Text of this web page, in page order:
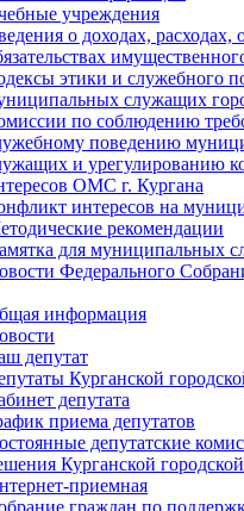
учреждения
о доходах, расходах,
этики и служебного
служащих
по соблюдению
поведению
и урегулированию
ОМС г. Кургана
интересов на
рекомендации
для муниципальных
Федерального
информация
депутат
Курганской
депутата
приема депутатов
депутатские
Курганской
приемная
граждан по